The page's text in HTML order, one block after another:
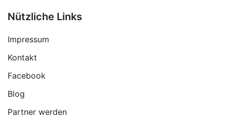
Nützliche Links
Impressum
Kontakt
Facebook
Blog
Partner werden